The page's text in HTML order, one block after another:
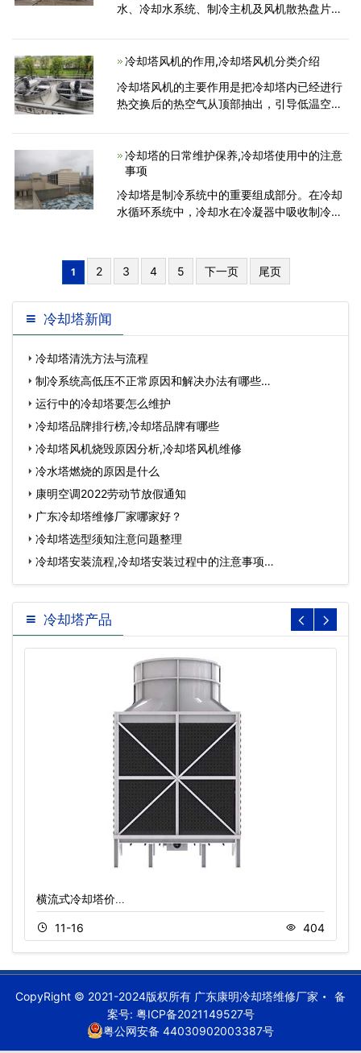
水、冷却水系统、制冷主机及风机散热盘片不
空调冷却塔维护和保养的意义有哪些呢？
冷却塔风机的作用,冷却塔风机分类介绍
冷却塔风机的主要作用是把冷却塔内已经进行
热交换后的热空气从顶部抽出，引导低温空气
塔风机是整个冷却塔的核心，有了它的运转工
作，保证低温空气与热水在填料上进行充分的
热交换，保
冷却塔的日常维护保养,冷却塔使用中的注意
事项
冷却塔是制冷系统中的重要组成部分。在冷却
水循环系统中，冷却水在冷凝器中吸收制冷剂
交换，温度降低后又返回冷 凝器进入下一循
环。
1 2 3 4 5 下一页 尾页
冷却塔新闻
冷却塔清洗方法与流程
制冷系统高低压不正常原因和解决办法有哪些…
运行中的冷却塔要怎么维护
冷却塔品牌排行榜,冷却塔品牌有哪些
冷却塔风机烧毁原因分析,冷却塔风机维修
冷水塔燃烧的原因是什么
康明空调2022劳动节放假通知
广东冷却塔维修厂家哪家好？
冷却塔选型须知注意问题整理
冷却塔安装流程,冷却塔安装过程中的注意事项…
冷却塔产品
横流式冷却塔价…
11-16 404
CopyRight © 2021-2024版权所有 广东康明冷却塔维修厂家
备
案号: 粤ICP备2021149527号
粤公网安备 44030902003387号